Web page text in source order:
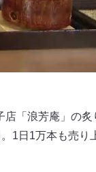
店「浪芳庵」の炙
1日1万本も売り